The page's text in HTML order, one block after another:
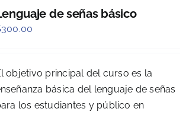
de señas básico
300.00
objetivo principal del curso es la
básica del lenguaje de señas
los estudiantes y público en